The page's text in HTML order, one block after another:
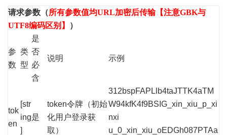
请求参数（所有参数值均URL加密后传输【注意GBK与
UTF8编码区别】
）
参
数
类
型
是
否
必
含
说明 示例
tok
en
[str
ing
]
是
token令牌（初始
化用户登录获
取）
312bspFAPLlb4taJTTK4aTM
W94kfK4f9BSIG_xin_xiu_p_xi
nxi
u_0_xin_xiu_oEDGh087PTAa